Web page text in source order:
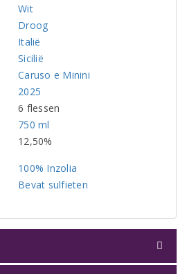
Wit
Droog
Italië
Sicilië
Caruso e Minini
2025
6 flessen
750 ml
12,50%
100% Inzolia
Bevat sulfieten